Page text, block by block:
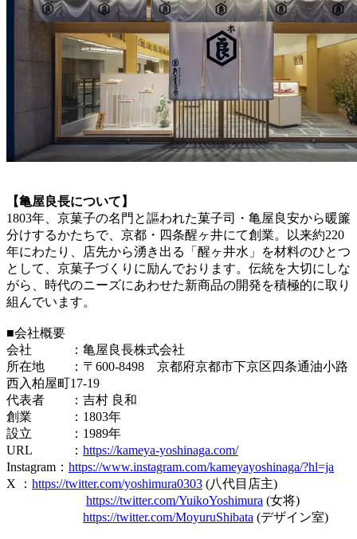
【亀屋良長について】
1803年、京菓子の名門と謳われた菓子司・亀屋良安から暖簾
分けするかたちで、京都・四条醒ヶ井にて創業。以来約220
年にわたり、店先から湧き出る「醒ヶ井水」を材料のひとつ
として、京菓子づくりに励んでおります。伝統を大切にしな
がら、時代のニーズにあわせた新商品の開発を積極的に取り
組んでいます。
■会社概要
会社 ：亀屋良長株式会社
所在地 ：〒600-8498 京都府京都市下京区四条通油小路
西入柏屋町17-19
代表者 ：吉村 良和
創業 ：1803年
設立 ：1989年
URL ： https://kameya-yoshinaga.com/
Instagram： https://www.instagram.com/kameyayoshinaga/?hl=ja
X ： https://twitter.com/yoshimura0303 (八代目店主)
https://twitter.com/YuikoYoshimura (女将)
https://twitter.com/MoyuruShibata (デザイン室)